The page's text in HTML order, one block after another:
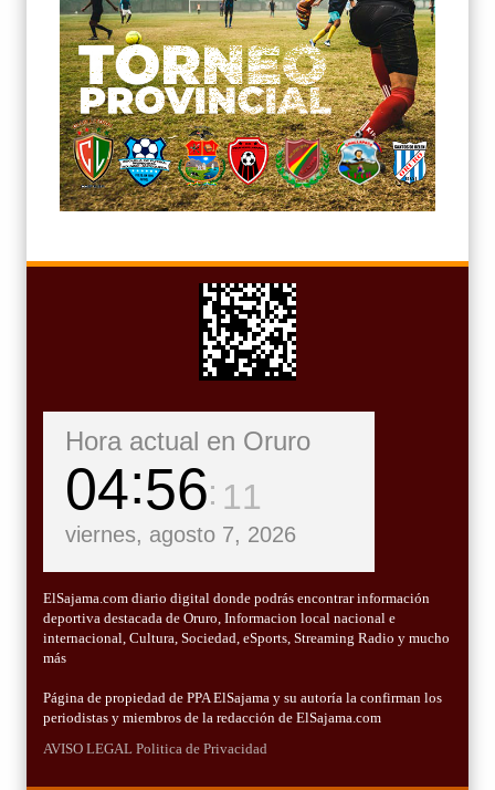
Hora actual en Oruro
04 56 13
viernes, agosto 7, 2026
ElSajama.com diario digital donde podrás encontrar información
deportiva destacada de Oruro, Informacion local nacional e
internacional, Cultura, Sociedad, eSports, Streaming Radio y mucho
más
Página de propiedad de PPA ElSajama y su autoría la confirman los
periodistas y miembros de la redacción de ElSajama.com
AVISO LEGAL Politica de Privacidad